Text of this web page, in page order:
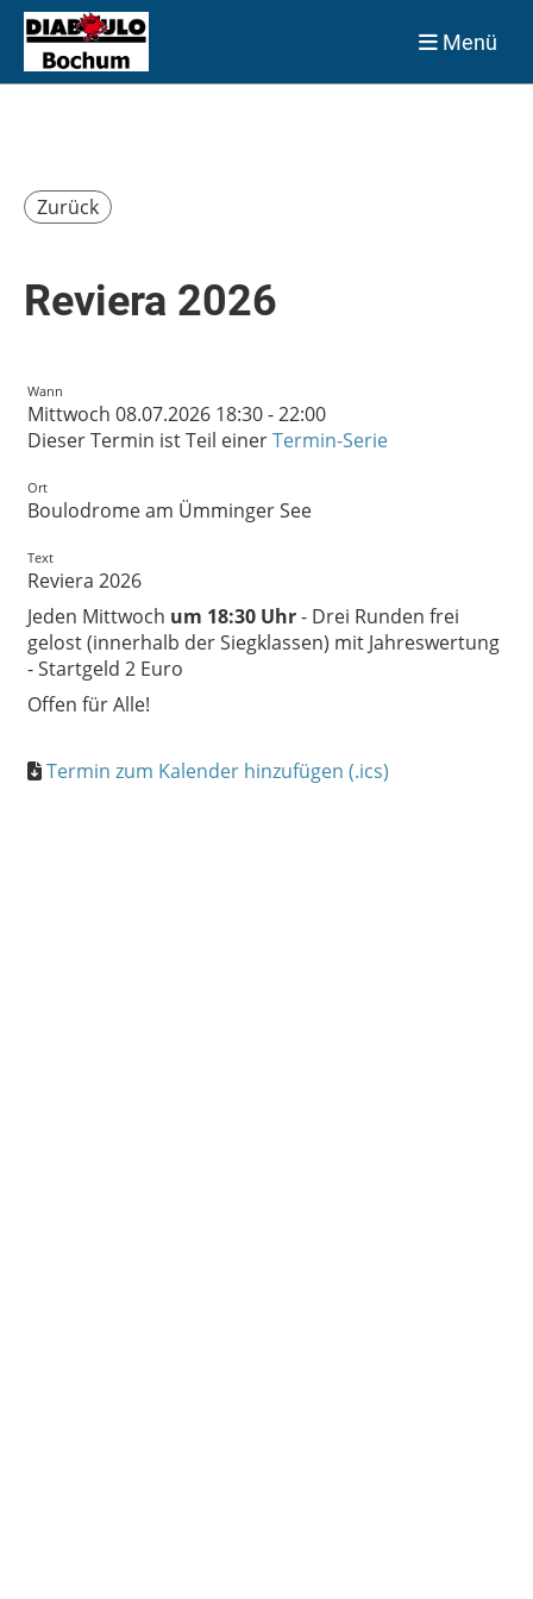
Menü
Zurück
Reviera 2026
Wann
Mittwoch 08.07.2026 18:30 - 22:00
Dieser Termin ist Teil einerTermin-Serie
Ort
Boulodrome am Ümminger See
Text
Reviera 2026
Jeden Mittwoch um 18:30 Uhr- Drei Runden frei
gelost (innerhalb der Siegklassen) mit Jahreswertung
- Startgeld 2 Euro
Offen für Alle!
Termin zum Kalender hinzufügen (.ics)